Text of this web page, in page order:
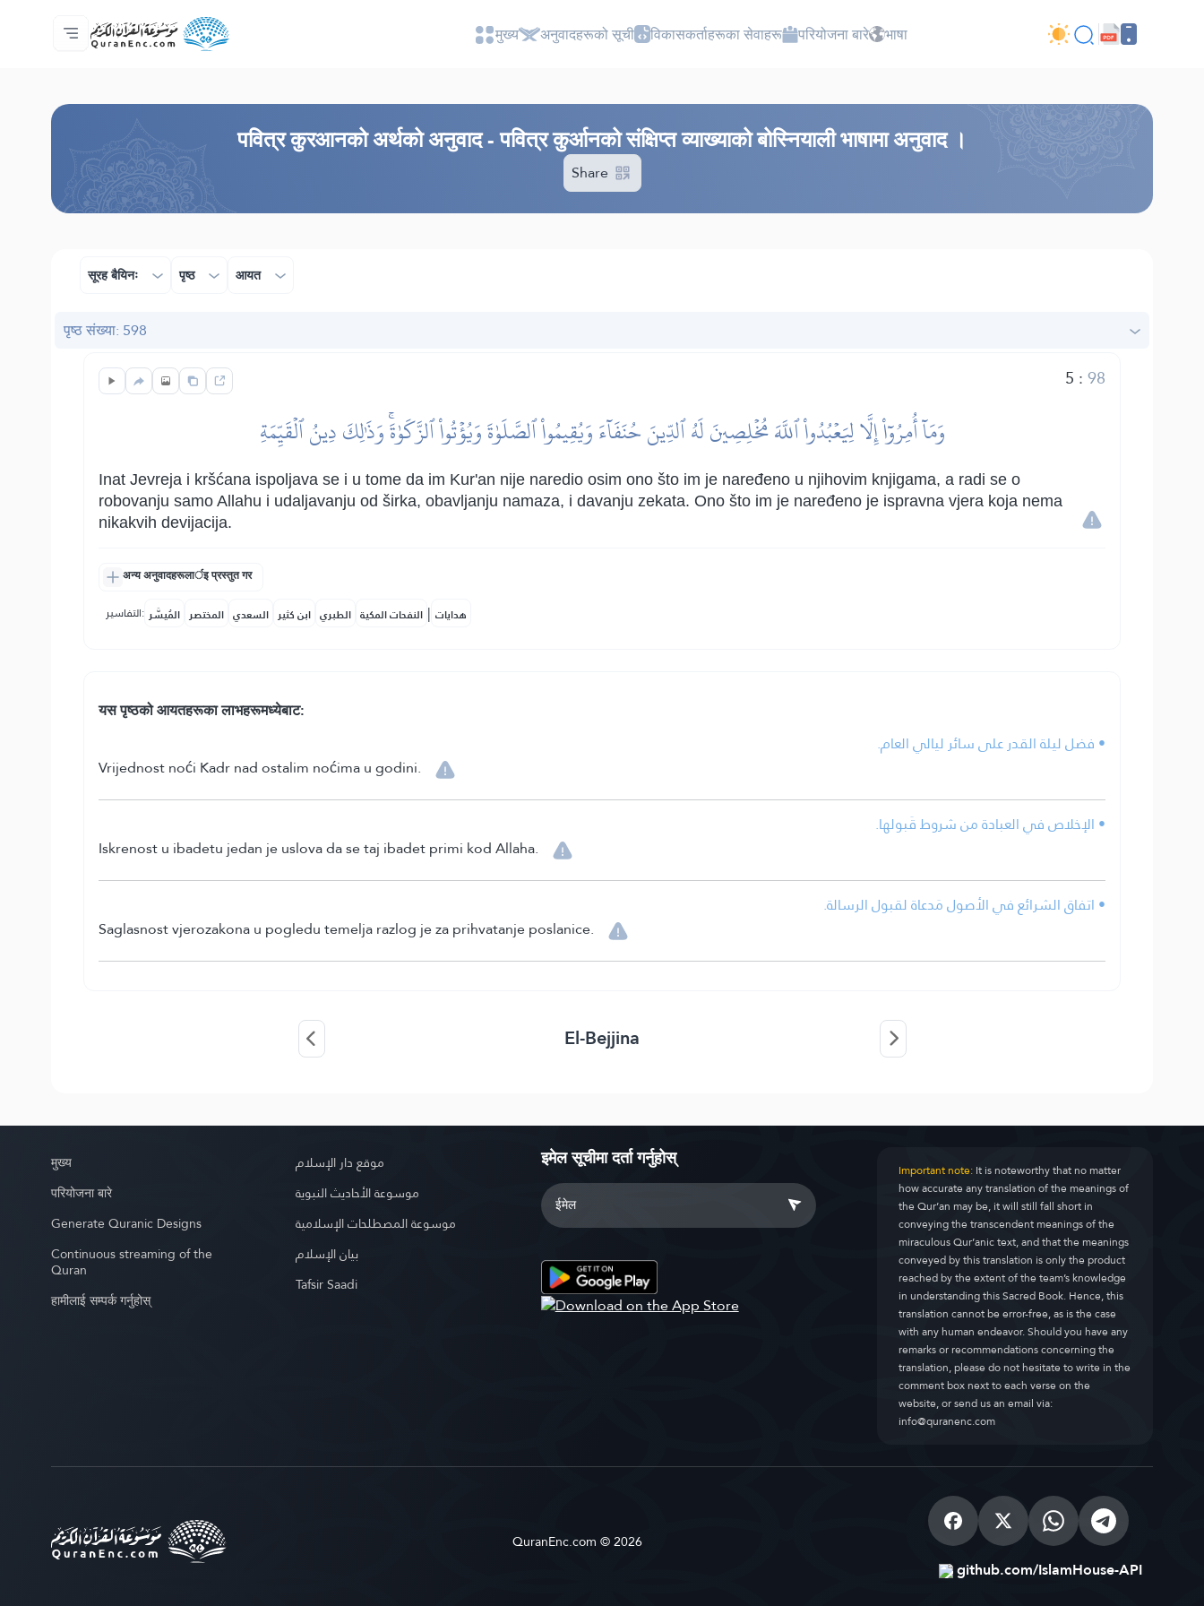
मुख्य
अनुवादहरूको सूची
Audio
विकासकर्ताहरूका सेवाहरू - API
परियोजना बारे
हामीलाई सम्पर्क गर्नुहोस्
भाषा मुख्य अनुवादहरूको सूची विकासकर्ताहरूका सेवाहरू परियोजना बारे भाषा
पवित्र कुरआनको अर्थको अनुवाद - पवित्र कुर्आनको संक्षिप्त व्याख्याको बोस्नियाली भाषामा अनुवाद ।
Share
सूरह बैयिनः पृष्ठ आयत
पृष्ठ संख्या: 598
5 :98
وَمَآ أُمِرُوٓاْ إِلَّا لِيَعۡبُدُواْ ٱللَّهَ مُخۡلِصِينَ لَهُ ٱلدِّينَ حُنَفَآءَ وَيُقِيمُواْ ٱلصَّلَوٰةَ وَيُؤۡتُواْ ٱلزَّكَوٰةَۚ وَذَٰلِكَ دِينُ ٱلۡقَيِّمَةِ
Inat Jevreja i kršćana ispoljava se i u tome da im Kur'an nije naredio osim ono što im je naređeno u njihovim knjigama, a radi se o
robovanju samo Allahu i udaljavanju od širka, obavljanju namaza, i davanju zekata. Ono što im je naređeno je ispravna vjera koja nema
nikakvih devijacija.
अन्य अनुवादहरूलार्इ प्रस्तुत गर
التفاسير: المُيسَّر المختصر السعدي ابن كثير الطبري النفحات المكية | هدايات
यस पृष्ठको आयतहरूका लाभहरूमध्येबाट:
• فضل ليلة القدر على سائر ليالي العام.
Vrijednost noći Kadr nad ostalim noćima u godini.
• الإخلاص في العبادة من شروط قَبولها.
Iskrenost u ibadetu jedan je uslova da se taj ibadet primi kod Allaha.
• اتفاق الشرائع في الأصول مَدعاة لقبول الرسالة.
Saglasnost vjerozakona u pogledu temelja razlog je za prihvatanje poslanice.
El-Bejjina
मुख्य
परियोजना बारे
Generate Quranic Designs
Continuous streaming of the
Quran
हामीलाई सम्पर्क गर्नुहोस्
موقع دار الإسلام
موسوعة الأحاديث النبوية
موسوعة المصطلحات الإسلامية
بيان الإسلام
Tafsir Saadi
इमेल सूचीमा दर्ता गर्नुहोस् Important note:It is noteworthy that no matter
how accurate any translation of the meanings of
the Qur’an may be, it will still fall short in
conveying the transcendent meanings of the
miraculous Qur’anic text, and that the meanings
conveyed by this translation is only the product
reached by the extent of the team’s knowledge
in understanding this Sacred Book. Hence, this
translation cannot be error-free, as is the case
with any human endeavor. Should you have any
remarks or recommendations concerning the
translation, please do not hesitate to write in the
comment box next to each verse on the
website, or send us an email via:
info@quranenc.com
QuranEnc.com © 2026
github.com/IslamHouse-API